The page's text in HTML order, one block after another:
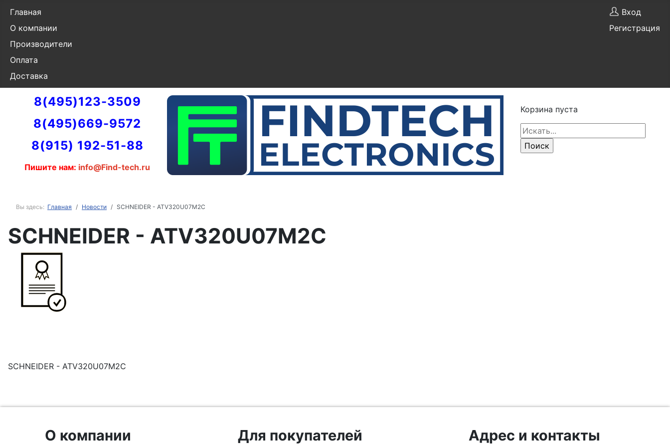
Главная
О компании
Производители
Оплата
Доставка
Вход
Регистрация
8(495)123-3509
8(495)669-9572
8(915) 192-51-88
Пишите нам: info@Find-tech.ru
Корзина пуста
Вы здесь: Главная Новости SCHNEIDER - ATV320U07M2C
SCHNEIDER - ATV320U07M2C
SCHNEIDER - ATV320U07M2C
О компании Для покупателей Адрес и контакты